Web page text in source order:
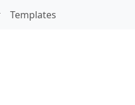
Templates